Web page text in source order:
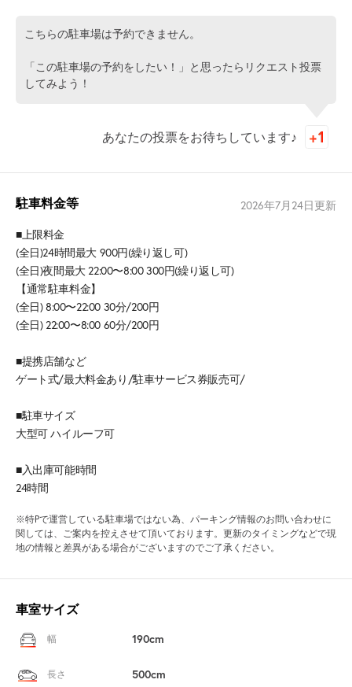
こちらの駐車場は予約できません。
「この駐車場の予約をしたい！」と思ったらリクエスト投票
してみよう！
あなたの投票をお待ちしています♪
駐車料金等 2026年7月24日更新
■上限料金
(全日)24時間最大 900円(繰り返し可)
(全日)夜間最大 22:00〜8:00 300円(繰り返し可)
【通常駐車料金】
(全日) 8:00〜22:00 30分/200円
(全日) 22:00〜8:00 60分/200円
■提携店舗など
ゲート式/最大料金あり/駐車サービス券販売可/
■駐車サイズ
大型可 ハイルーフ可
■入出庫可能時間
24時間
※特Pで運営している駐車場ではない為、パーキング情報のお問い合わせに
関しては、ご案内を控えさせて頂いております。更新のタイミングなどで現
地の情報と差異がある場合がございますのでご了承ください。
車室サイズ
幅 190cm
長さ 500cm